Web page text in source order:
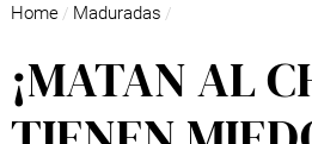
Home / Maduradas /
¡MATAN AL